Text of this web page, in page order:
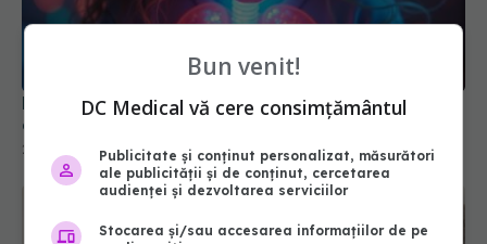
Probleme pulmonare ascunse, descoperite la
copiii cu long-COVID
26 feb 2025, 15:17
Bun venit!
DC Medical vă cere consimțământul
Publicitate și conținut personalizat, măsurători
ale publicității și de conținut, cercetarea
audienței și dezvoltarea serviciilor
Stocarea și/sau accesarea informațiilor de pe